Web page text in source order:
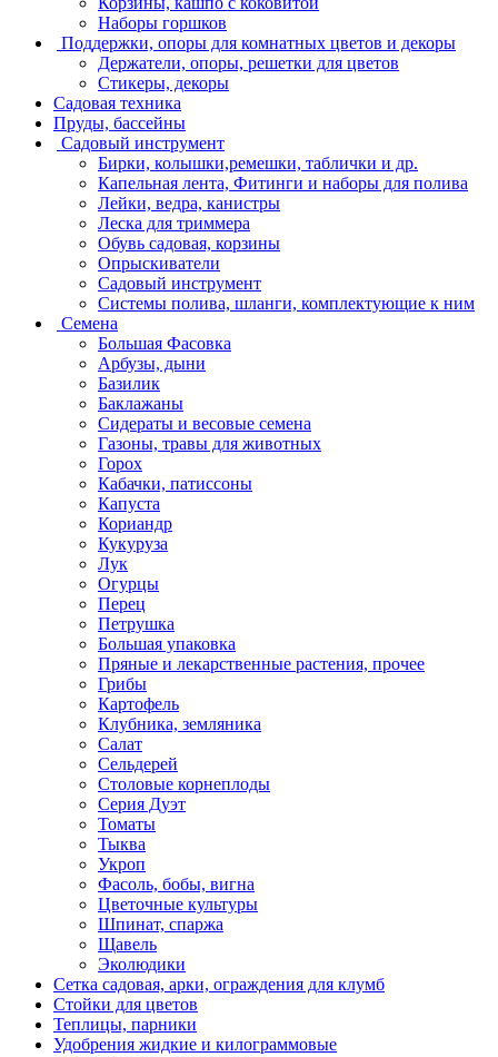
Наборы горшков
Поддержки, опоры для комнатных цветов и декоры
Держатели, опоры, решетки для цветов
Стикеры, декоры
Садовая техника
Пруды, бассейны
Садовый инструмент
Бирки, колышки,ремешки, таблички и др.
Капельная лента, Фитинги и наборы для полива
Лейки, ведра, канистры
Леска для триммера
Обувь садовая, корзины
Опрыскиватели
Садовый инструмент
Системы полива, шланги, комплектующие к ним
Семена
Большая Фасовка
Арбузы, дыни
Базилик
Баклажаны
Сидераты и весовые семена
Газоны, травы для животных
Горох
Кабачки, патиссоны
Капуста
Кориандр
Кукуруза
Лук
Огурцы
Перец
Петрушка
Большая упаковка
Пряные и лекарственные растения, прочее
Грибы
Картофель
Клубника, земляника
Салат
Сельдерей
Столовые корнеплоды
Серия Дуэт
Томаты
Тыква
Укроп
Фасоль, бобы, вигна
Цветочные культуры
Шпинат, спаржа
Щавель
Эколюдики
Сетка садовая, арки, ограждения для клумб
Стойки для цветов
Теплицы, парники
Удобрения жидкие и килограммовые